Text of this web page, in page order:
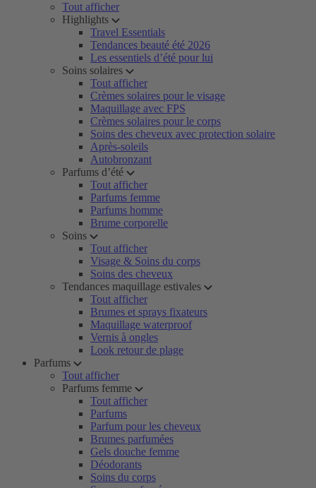
Tout afficher
Highlights
Travel Essentials
Tendances beauté été 2026
Les essentiels d’été pour lui
Soins solaires
Tout afficher
Crèmes solaires pour le visage
Maquillage avec FPS
Crèmes solaires pour le corps
Soins des cheveux avec protection solaire
Après-soleils
Autobronzant
Parfums d’été
Tout afficher
Parfums femme
Parfums homme
Brume corporelle
Soins
Tout afficher
Visage & Soins du corps
Soins des cheveux
Tendances maquillage estivales
Tout afficher
Brumes et sprays fixateurs
Maquillage waterproof
Vernis à ongles
Look retour de plage
Parfums
Tout afficher
Parfums femme
Tout afficher
Parfums
Parfum pour les cheveux
Brumes parfumées
Gels douche femme
Déodorants
Soins du corps